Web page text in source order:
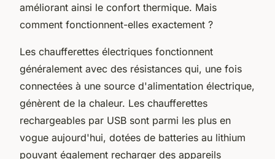
améliorant ainsi le confort thermique. Mais
comment fonctionnent-elles exactement ?
Les chaufferettes électriques fonctionnent
généralement avec des résistances qui, une fois
connectées à une source d'alimentation électrique,
génèrent de la chaleur. Les chaufferettes
rechargeables par USB sont parmi les plus en
vogue aujourd'hui, dotées de batteries au lithium
pouvant également recharger des appareils